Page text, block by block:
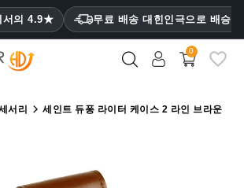
서의 4.9★ 무료 배송 대힌인극으로 배승
0
서리
세인트 듀퐁 라이터 케이스 2 라인 브라운